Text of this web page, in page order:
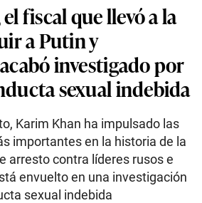
fiscal que llevó a la
a Putin y
investigado por
sexual indebida
Karim Khan ha impulsado las
importantes en la historia de la
arresto contra líderes rusos e
envuelto en una investigación
sexual indebida